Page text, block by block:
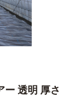
ー 透明 厚さ